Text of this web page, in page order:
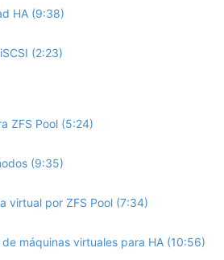
HA (9:38)
(2:23)
ZFS Pool (5:24)
(9:35)
virtual por ZFS Pool (7:34)
máquinas virtuales para HA (10:56)